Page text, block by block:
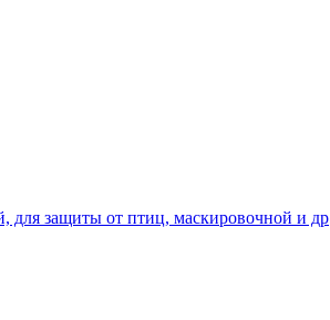
для защиты от птиц, маскировочной и др